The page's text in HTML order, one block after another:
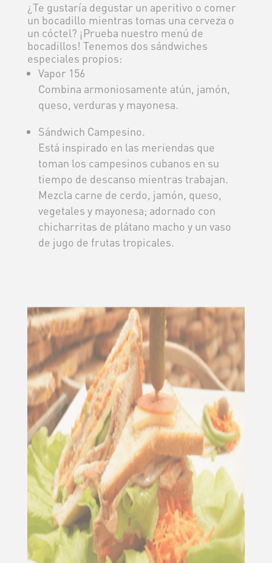
¿Te gustaría degustar un aperitivo o comer
un bocadillo mientras tomas una cerveza o
un cóctel? ¡Prueba nuestro menú de
bocadillos! Tenemos dos sándwiches
especiales propios:
Vapor 156
Combina armoniosamente atún, jamón,
queso, verduras y mayonesa.
Sándwich Campesino.
Está inspirado en las meriendas que
toman los campesinos cubanos en su
tiempo de descanso mientras trabajan.
Mezcla carne de cerdo, jamón, queso,
vegetales y mayonesa; adornado con
chicharritas de plátano macho y un vaso
de jugo de frutas tropicales.